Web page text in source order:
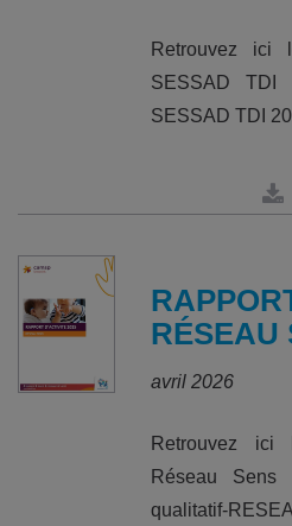
Retrouvez ici
SESSAD TDI
SESSAD TDI
RÉSEAU
avril 2026
Retrouvez ici
Réseau Sens
qualitatif-